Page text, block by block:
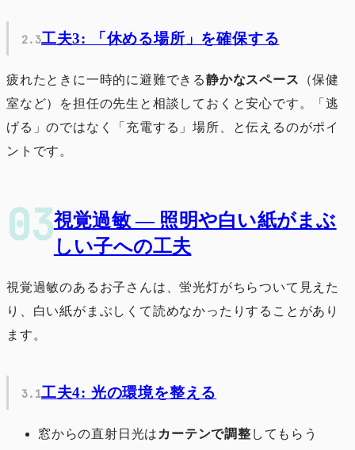
工夫3: 「休める場所」を確保する
疲れたときに一時的に避難できる静かなスペース （保健
室など）を担任の先生と相談しておくと安心です。「逃
げる」のではなく「充電する」場所、と伝えるのがポイ
ントです。
視覚過敏 ― 照明や白い紙がまぶ
しい子への工夫
視覚過敏のあるお子さんは、蛍光灯がちらついて見えた
り、白い紙がまぶしくて読めなかったりすることがあり
ます。
工夫4: 光の環境を整える
窓からの直射日光は カーテンで調整 してもらう